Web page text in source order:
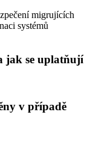
migrujících
systémů
jak se uplatňují
v případě